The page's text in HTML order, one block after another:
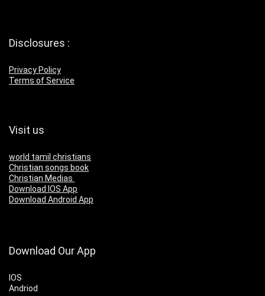
Disclosures :
Privacy Policy
Terms of Service
Visit us
world tamil christians
Christian songs book
Christian Medias
Download IOS App
Download Android App
Download Our App
IOS
Andriod